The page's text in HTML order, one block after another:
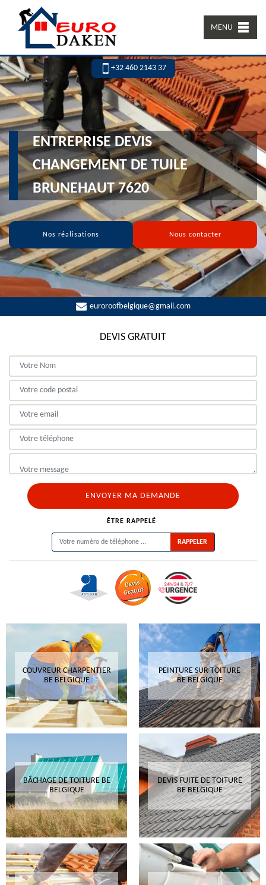
MENU
+32 460 2143 37
ENTREPRISE DEVIS
CHANGEMENT DE TUILE
BRUNEHAUT 7620
Nos réalisations Nous contacter
euroroofbelgique@gmail.com
DEVIS GRATUIT
ÊTRE RAPPELÉ
COUVREUR CHARPENTIER
BE BELGIQUE
PEINTURE SUR TOITURE
BE BELGIQUE
BÂCHAGE DE TOITURE BE
BELGIQUE
DEVIS FUITE DE TOITURE
BE BELGIQUE